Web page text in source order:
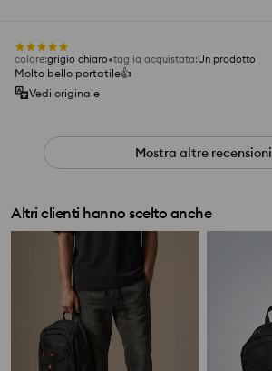
colore:grigio chiaro taglia acquistata:Un prodotto
Molto bello portatile👍️
Vedi originale
Mostra altre recensioni
Altri clienti hanno scelto anche